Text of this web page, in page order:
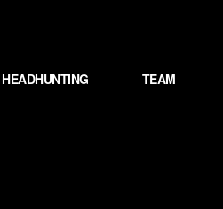
HEADHUNTING TEAM